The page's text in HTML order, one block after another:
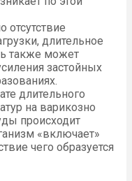
отсутствие
длительное
также может
застойных
длительного
на варикозно
происходит
«включает»
чего образуется